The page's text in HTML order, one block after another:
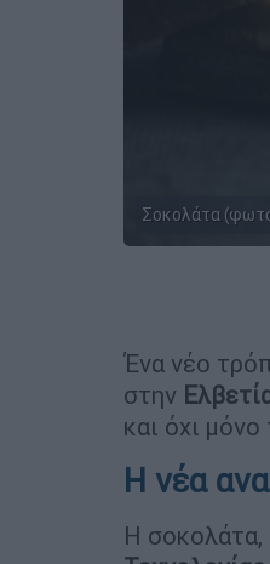
Σοκολάτα
Ένα νέο
στην
και όχι
Η νέα
Η σοκολάτα,